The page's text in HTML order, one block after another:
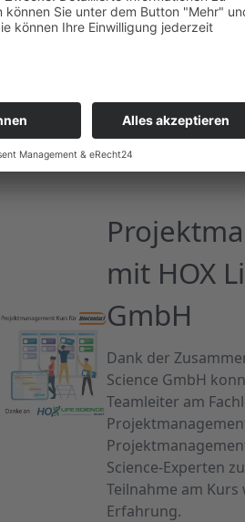
Interne
Anfang von 2024 haben wir eine
McKinsey veranstaltet, in der wir
etwas mehr beleuchten konnten.
wir ein Restaurant geplant und
mit HOX
GmbH
Dank der
Science GmbH
Teamleiter am
Science-Experten
Teilnahme am
Erfahrung.